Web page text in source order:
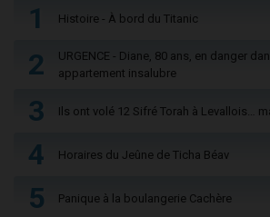
1 Histoire - À bord du Titanic
2
URGENCE - Diane, 80 ans, en danger
appartement insalubre
3 Ils ont volé 12 Sifré Torah à Levallois…
4 Horaires du Jeûne de Ticha Béav
5 Panique à la boulangerie Cachère